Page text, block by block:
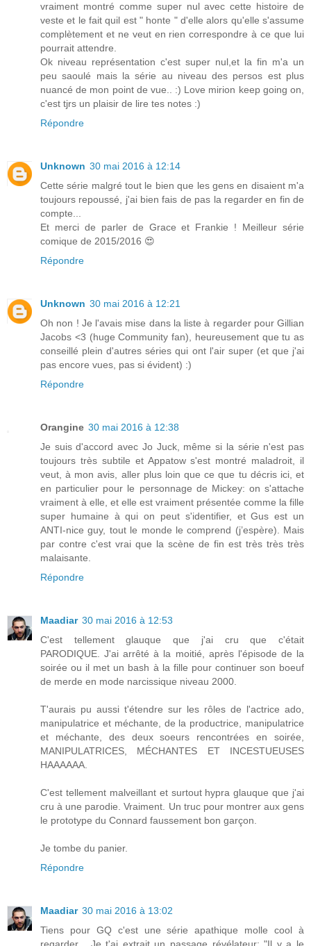
vraiment montré comme super nul avec cette histoire de
veste et le fait quil est " honte " d'elle alors qu'elle s'assume
complètement et ne veut en rien correspondre à ce que lui
pourrait attendre.
Ok niveau représentation c'est super nul,et la fin m'a un
peu saoulé mais la série au niveau des persos est plus
nuancé de mon point de vue.. :) Love mirion keep going on,
c'est tjrs un plaisir de lire tes notes :)
Répondre
Unknown 30 mai 2016 à 12:14
Cette série malgré tout le bien que les gens en disaient m'a
toujours repoussé, j'ai bien fais de pas la regarder en fin de
compte...
Et merci de parler de Grace et Frankie ! Meilleur série
comique de 2015/2016 😍
Répondre
Unknown 30 mai 2016 à 12:21
Oh non ! Je l'avais mise dans la liste à regarder pour Gillian
Jacobs <3 (huge Community fan), heureusement que tu as
conseillé plein d'autres séries qui ont l'air super (et que j'ai
pas encore vues, pas si évident) :)
Répondre
Orangine 30 mai 2016 à 12:38
Je suis d'accord avec Jo Juck, même si la série n'est pas
toujours très subtile et Appatow s'est montré maladroit, il
veut, à mon avis, aller plus loin que ce que tu décris ici, et
en particulier pour le personnage de Mickey: on s'attache
vraiment à elle, et elle est vraiment présentée comme la fille
super humaine à qui on peut s'identifier, et Gus est un
ANTI-nice guy, tout le monde le comprend (j’espère). Mais
par contre c'est vrai que la scène de fin est très très très
malaisante.
Répondre
Maadiar 30 mai 2016 à 12:53
C'est tellement glauque que j'ai cru que c'était
PARODIQUE. J'ai arrêté à la moitié, après l'épisode de la
soirée ou il met un bash à la fille pour continuer son boeuf
de merde en mode narcissique niveau 2000.
T'aurais pu aussi t'étendre sur les rôles de l'actrice ado,
manipulatrice et méchante, de la productrice, manipulatrice
et méchante, des deux soeurs rencontrées en soirée,
MANIPULATRICES, MÉCHANTES ET INCESTUEUSES
HAAAAAA.
C'est tellement malveillant et surtout hypra glauque que j'ai
cru à une parodie. Vraiment. Un truc pour montrer aux gens
le prototype du Connard faussement bon garçon.
Je tombe du panier.
Répondre
Maadiar 30 mai 2016 à 13:02
Tiens pour GQ c'est une série apathique molle cool à